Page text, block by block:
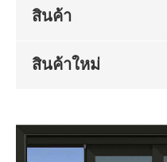
สินค้า
สินค้าใหม่